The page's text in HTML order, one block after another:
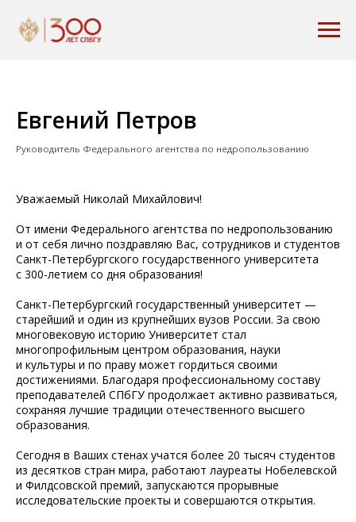
Евгений Петров
Руководитель Федерального агентства по недропользованию
Уважаемый Николай Михайлович!
От имени Федерального агентства по недропользованию
и от себя лично поздравляю Вас, сотрудников и студентов
Санкт-Петербургского государственного университета
с 300-летием со дня образования!
Санкт-Петербургский государственный университет —
старейший и один из крупнейших вузов России. За свою
многовековую историю Университет стал
многопрофильным центром образования, науки
и культуры и по праву может гордиться своими
достижениями. Благодаря профессиональному составу
преподавателей СПбГУ продолжает активно развиваться,
сохраняя лучшие традиции отечественного высшего
образования.
Сегодня в Ваших стенах учатся более 20 тысяч студентов
из десятков стран мира, работают лауреаты Нобелевской
и Филдсовской премий, запускаются прорывные
исследовательские проекты и совершаются открытия.